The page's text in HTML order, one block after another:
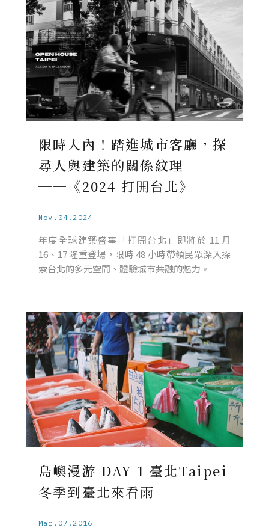
限時入內！踏進城市客廳，探
尋人與建築的關係紋理
──《2024 打開台北》
Nov.04.2024
年度全球建築盛事「打開台北」即將於 11 月
16、17 隆重登場，限時 48 小時帶領民眾深入探
索台北的多元空間、體驗城市共融的魅力。
島嶼漫游 DAY 1 臺北Taipei
冬季到臺北來看雨
Mar.07.2016